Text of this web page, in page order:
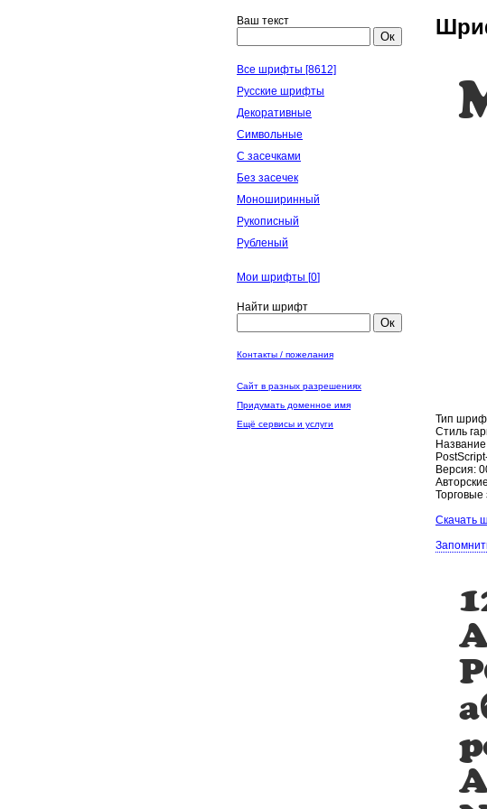
Ваш текст
Ок
Все шрифты [8612]
Русские шрифты
Декоративные
Символьные
С засечками
Без засечек
Моноширинный
Рукописный
Рубленый
Мои шрифты [0]
Найти шрифт
Ок
Контакты / пожелания
Сайт в разных разрешениях
Придумать доменное имя
Ещё сервисы и услуги
Тип
Стиль
Версия:
Торговые
Скачать